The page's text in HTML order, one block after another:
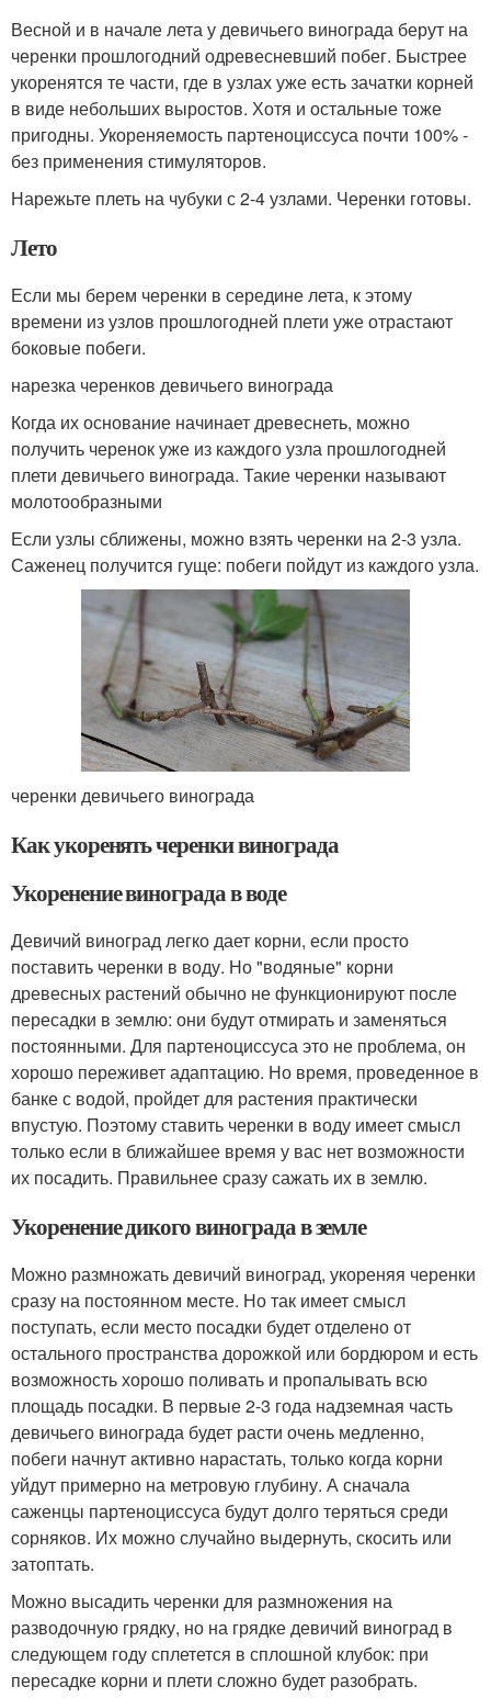
Весной и в начале лета у девичьего винограда берут на
черенки прошлогодний одревесневший побег. Быстрее
укоренятся те части, где в узлах уже есть зачатки корней
в виде небольших выростов. Хотя и остальные тоже
пригодны. Укореняемость партеноциссуса почти 100% -
без применения стимуляторов.
Нарежьте плеть на чубуки с 2-4 узлами. Черенки готовы.
Лето
Если мы берем черенки в середине лета, к этому
времени из узлов прошлогодней плети уже отрастают
боковые побеги.
нарезка черенков девичьего винограда
Когда их основание начинает древеснеть, можно
получить черенок уже из каждого узла прошлогодней
плети девичьего винограда. Такие черенки называют
молотообразными
Если узлы сближены, можно взять черенки на 2-3 узла.
Саженец получится гуще: побеги пойдут из каждого узла.
черенки девичьего винограда
Как укоренять черенки винограда
Укоренение винограда в воде
Девичий виноград легко дает корни, если просто
поставить черенки в воду. Но "водяные" корни
древесных растений обычно не функционируют после
пересадки в землю: они будут отмирать и заменяться
постоянными. Для партеноциссуса это не проблема, он
хорошо переживет адаптацию. Но время, проведенное в
банке с водой, пройдет для растения практически
впустую. Поэтому ставить черенки в воду имеет смысл
только если в ближайшее время у вас нет возможности
их посадить. Правильнее сразу сажать их в землю.
Укоренение дикого винограда в земле
Можно размножать девичий виноград, укореняя черенки
сразу на постоянном месте. Но так имеет смысл
поступать, если место посадки будет отделено от
остального пространства дорожкой или бордюром и есть
возможность хорошо поливать и пропалывать всю
площадь посадки. В первые 2-3 года надземная часть
девичьего винограда будет расти очень медленно,
побеги начнут активно нарастать, только когда корни
уйдут примерно на метровую глубину. А сначала
саженцы партеноциссуса будут долго теряться среди
сорняков. Их можно случайно выдернуть, скосить или
затоптать.
Можно высадить черенки для размножения на
разводочную грядку, но на грядке девичий виноград в
следующем году сплетется в сплошной клубок: при
пересадке корни и плети сложно будет разобрать.